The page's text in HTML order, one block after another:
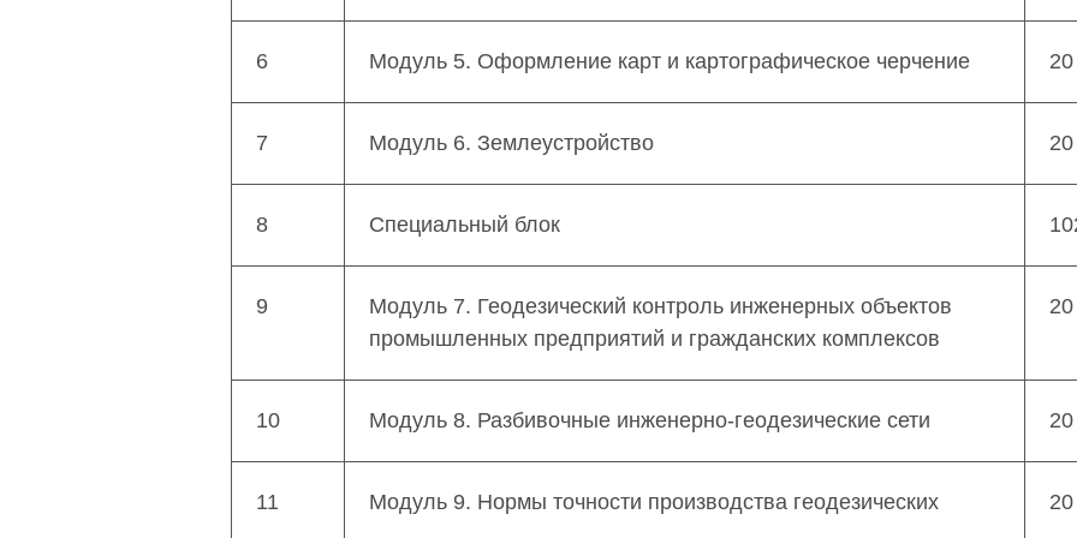
6 Модуль 5. Оформление карт и картографическое черчение 20
7 Модуль 6. Землеустройство 20
8 Специальный блок
9
Модуль 7. Геодезический контроль инженерных объектов
промышленных предприятий и гражданских комплексов
20
10 Модуль 8. Разбивочные инженерно-геодезические сети 20
11 Модуль 9. Нормы точности производства геодезических 20